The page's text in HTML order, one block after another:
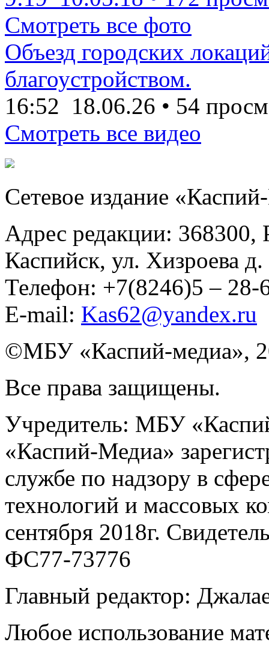
Смотреть все фото
Объезд городских
благоустройством.
16:52 18.06.26 • 54
Смотреть все видео
Сетевое издание
Адрес редакции: 368300,
Каспийск, ул. Хизроева
Телефон: +7(8246)5 –
E-mail: Kas62@yandex.ru
©️МБУ «Каспий-медиа»,
Все права защищены.
Учредитель: МБУ
«Каспий-Медиа»
службе по надзору в
технологий и массовых
сентября 2018г.
ФС77-73776
Главный редактор:
Любое использование